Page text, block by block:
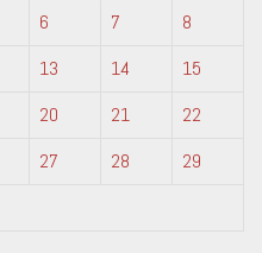
6 7
8
13 14
15
20 21
22
27 28
29